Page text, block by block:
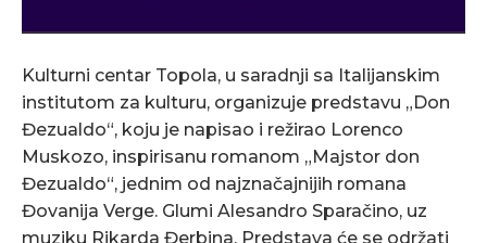
Kulturni centar Topola, u saradnji sa Italijanskim
institutom za kulturu, organizuje predstavu „Don
Đezualdo“, koju je napisao i režirao Lorenco
Muskozo, inspirisanu romanom „Majstor don
Đezualdo“, jednim od najznačajnijih romana
Đovanija Verge. Glumi Alesandro Sparačino, uz
muziku Rikarda Đerbina. Predstava će se održati